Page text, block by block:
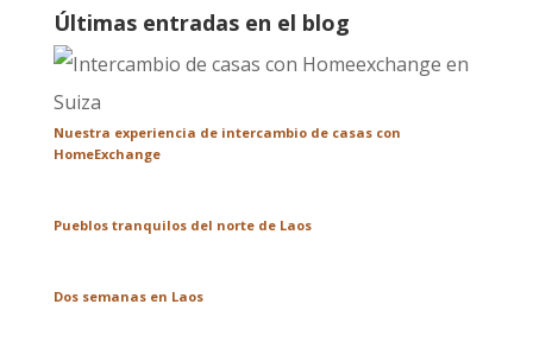
Últimas entradas en el blog
Nuestra experiencia de intercambio de casas con
HomeExchange
Pueblos tranquilos del norte de Laos
Dos semanas en Laos